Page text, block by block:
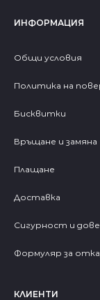
ИНФОРМАЦИЯ
Общи условия
Политика на
Бисквитки
Връщане и замяна
Плащане
Доставка
Сигурност и
Формуляр за
КЛИЕНТИ